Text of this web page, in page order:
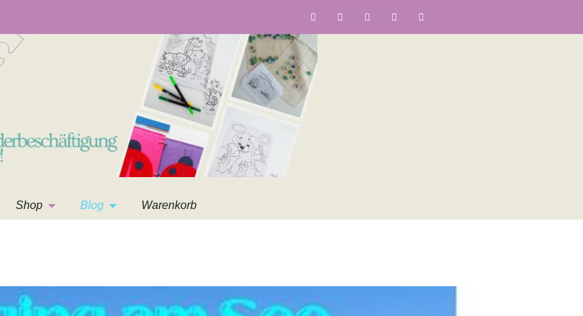
Shop Blog Warenkorb